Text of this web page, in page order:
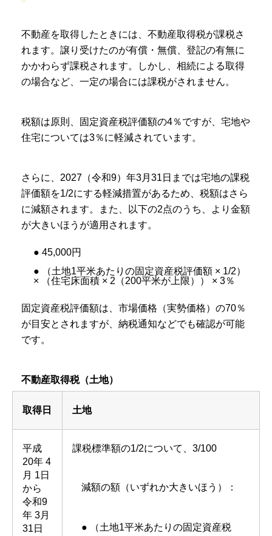
不動産を取得したときには、不動産取得税が課税さ
れます。譲り受けたのが有償・無償、登記の有無に
かかわらず課税されます。しかし、相続による取得
の場合など、一定の場合には課税がされません。
税額は原則、固定資産税評価額の4％ですが、宅地や
住宅については3％に軽減されています。
さらに、2027（令和9）年3月31日までは宅地の課税
評価額を1/2にする軽減措置があるため、税額はさら
に減額されます。また、以下の2点のうち、より金額
が大きいほうが適用されます。
● 45,000円
● （土地1平米あたりの固定資産税評価額 × 1/2）
× （住宅床面積 × 2（200平米が上限）） × 3％
固定資産税評価額は、市場価格（実勢価格）の70％
が目安とされますが、納税通知などでも確認が可能
です。
不動産取得税（土地）
取得日 土地
平成
20年 4
月 1日
から
令和9
年 3月
31日
課税標準額の1/2について、3/100
減額の額（いずれか大きいほう）：
● （土地1平米あたりの固定資産税